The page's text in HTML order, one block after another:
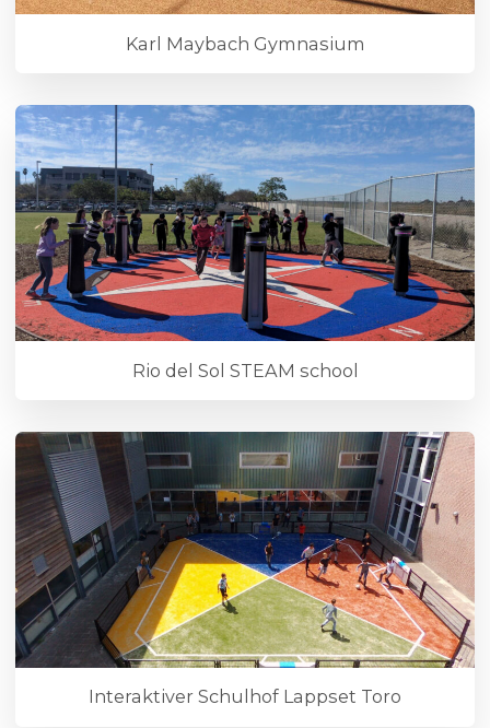
Karl Maybach Gymnasium
Rio del Sol STEAM school
Interaktiver Schulhof Lappset Toro